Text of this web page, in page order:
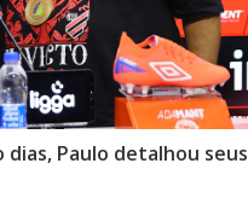
Paulo detalhou seus